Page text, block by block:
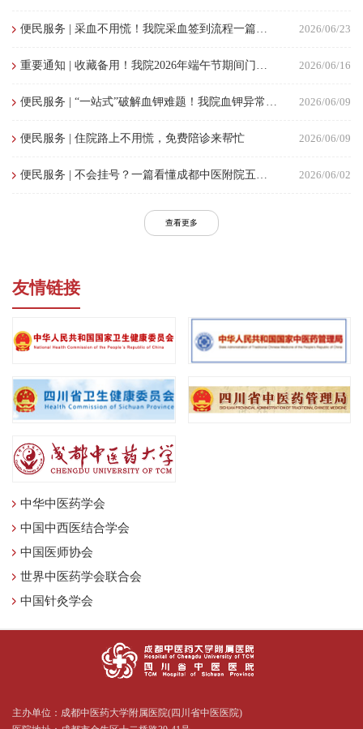
便民服务 | 采血不用慌！我院采血签到流程一篇看懂 2026/06/23
重要通知 | 收藏备用！我院2026年端午节期间门、急诊安排来了 2026/06/16
便民服务 | “一站式”破解血钾难题！我院血钾异常（高钾血症、低钾血症）多学科联合门诊（MDT）重磅开诊 2026/06/09
便民服务 | 住院路上不用慌，免费陪诊来帮忙 2026/06/09
便民服务 | 不会挂号？一篇看懂成都中医附院五大门诊板块，精准就医少走弯路 2026/06/02
查看更多
友情链接
中华中医药学会
中国中西医结合学会
中国医师协会
世界中医药学会联合会
中国针灸学会
主办单位：成都中医药大学附属医院(四川省中医医院)